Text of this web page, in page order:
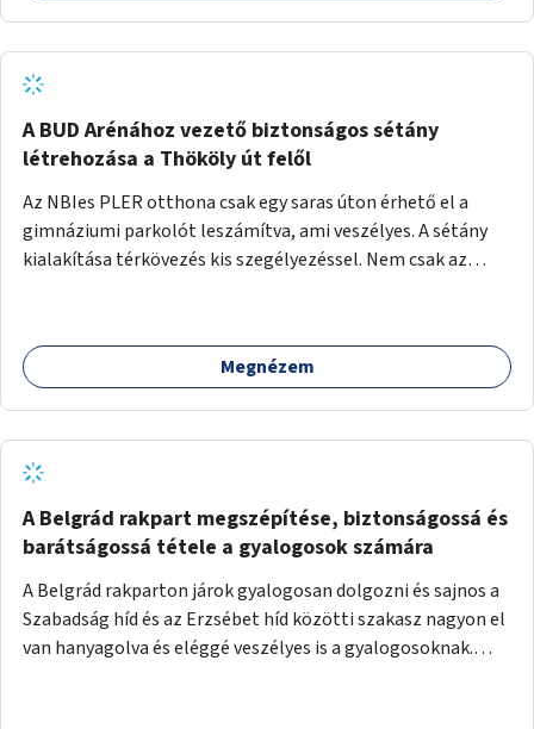
zónák kijelölése. A program indulhat a Nagykörúton belüli
területtel, majd az Akotás utcán belüli területtel.
A BUD Arénához vezető biztonságos sétány
létrehozása a Thököly út felől
Az NBIes PLER otthona csak egy saras úton érhető el a
gimnáziumi parkolót leszámítva, ami veszélyes. A sétány
kialakítása térkövezés kis szegélyezéssel. Nem csak az
koncertek, bálok, jótékonysági események, választási
események -, a sármentes, méltó megközelítést, de a
236 busz, 50-es villamos) már biztosított, a közvetlen
gyalogutas elérés a projekt keretében nem került
kialakításra.
Megnézem
A Belgrád rakpart megszépítése, biztonságossá és
barátságossá tétele a gyalogosok számára
A Belgrád rakparton járok gyalogosan dolgozni és sajnos a
Szabadság híd és az Erzsébet híd közötti szakasz nagyon el
van hanyagolva és eléggé veszélyes is a gyalogosoknak.